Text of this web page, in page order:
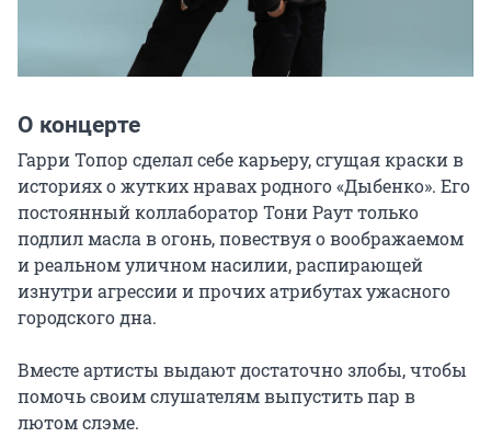
О концерте
Гарри Топор сделал себе карьеру, сгущая краски в
историях о жутких нравах родного «Дыбенко». Его
постоянный коллаборатор Тони Раут только
подлил масла в огонь, повествуя о воображаемом
и реальном уличном насилии, распирающей
изнутри агрессии и прочих атрибутах ужасного
городского дна.
Вместе артисты выдают достаточно злобы, чтобы
помочь своим слушателям выпустить пар в
лютом слэме.